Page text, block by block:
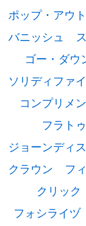
ポップ・アウト
バニッシュ
ゴー・ダウ
ソリディファイ
コンプリメ
フラト
ジョーンディス
クラウン
フ
クリック
フォシライヅ